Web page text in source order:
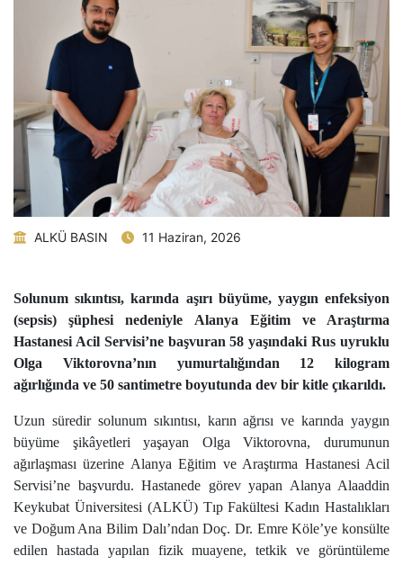
ALKÜ BASIN 11 Haziran, 2026
Solunum sıkıntısı, karında aşırı büyüme, yaygın enfeksiyon
(sepsis) şüphesi nedeniyle Alanya Eğitim ve Araştırma
Hastanesi Acil Servisi’ne başvuran 58 yaşındaki Rus uyruklu
Olga Viktorovna’nın yumurtalığından 12 kilogram
ağırlığında ve 50 santimetre boyutunda dev bir kitle çıkarıldı.
Uzun süredir solunum sıkıntısı, karın ağrısı ve karında yaygın
büyüme şikâyetleri yaşayan Olga Viktorovna, durumunun
ağırlaşması üzerine Alanya Eğitim ve Araştırma Hastanesi Acil
Servisi’ne başvurdu. Hastanede görev yapan Alanya Alaaddin
Keykubat Üniversitesi (ALKÜ) Tıp Fakültesi Kadın Hastalıkları
ve Doğum Ana Bilim Dalı’ndan Doç. Dr. Emre Köle’ye konsülte
edilen hastada yapılan fizik muayene, tetkik ve görüntüleme